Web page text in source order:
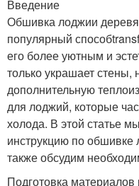
Введение
Обшивка лоджии
популярный
его более уютным и
только украшает стены,
дополнительную
для лоджий, которые
холода. В этой статье
инструкцию по обшивке
также обсудим
Подготовка материалов